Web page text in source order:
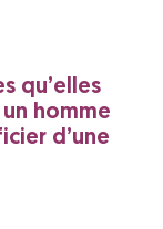
qu’elles
homme
d’une